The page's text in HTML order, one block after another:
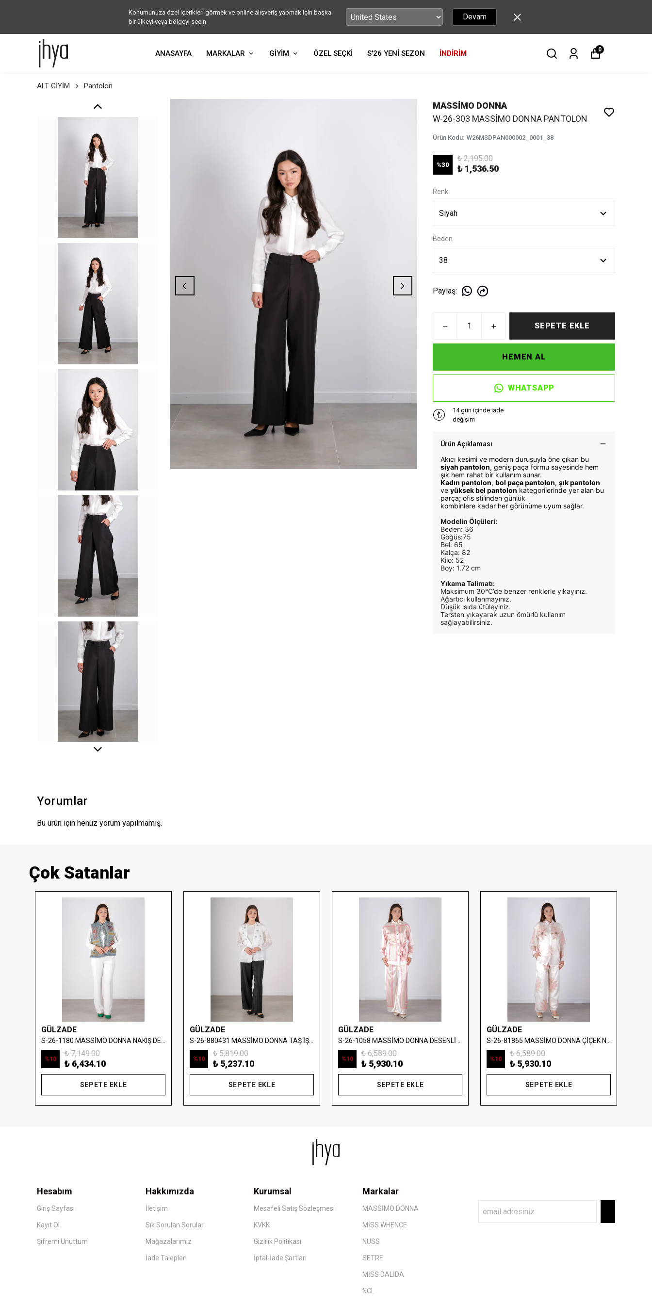
Konumunuza özel içerikleri görmek ve online alışveriş yapmak için başka
bir ülkeyi veya bölgeyi seçin.
Devam
ANASAYFA MARKALAR GİYİM ÖZEL SEÇKİ S'26 YENİ SEZON İNDİRİM 0
ALT GİYİM Pantolon
MASSİMO DONNA
W-26-303 MASSİMO DONNA PANTOLON
Ürün Kodu: W26MSDPAN000002_0001_38
%30
₺ 2,195.00
₺ 1,536.50
Renk
Beden
Paylaş:
SEPETE EKLE
HEMEN AL
WHATSAPP
14 gün içinde iade
değişim
Ürün Açıklaması
Akıcı kesimi ve modern duruşuyla öne çıkan bu
siyah pantolon, geniş paça formu sayesinde hem
şık hem rahat bir kullanım sunar.
Kadın pantolon, bol paça pantolon, şık pantolon
ve yüksek bel pantolon kategorilerinde yer alan bu
parça; ofis stilinden günlük
kombinlere kadar her görünüme uyum sağlar.
Modelin Ölçüleri:
Beden: 36
Göğüs:75
Bel: 65
Kalça: 82
Kilo: 52
Boy: 1.72 cm
Yıkama Talimatı:
Maksimum 30°C’de benzer renklerle yıkayınız.
Ağartıcı kullanmayınız.
Düşük ısıda ütüleyiniz.
Tersten yıkayarak uzun ömürlü kullanım
sağlayabilirsiniz.
Yorumlar
Bu ürün için henüz yorum yapılmamış.
Çok Satanlar
GÜLZADE
%10
₺ 7,149.00
₺ 6,434.10
SEPETE EKLE
GÜLZADE
%10
₺ 5,819.00
₺ 5,237.10
SEPETE EKLE
GÜLZADE
%10
₺ 6,589.00
₺ 5,930.10
SEPETE EKLE
GÜLZADE
%10
₺ 6,589.00
₺ 5,930.10
SEPETE EKLE
Hesabım
Giriş Sayfası
Kayıt Ol
Şifremi Unuttum
Hakkımızda
İletişim
Sık Sorulan Sorular
Mağazalarımız
İade Talepleri
Kurumsal
Mesafeli Satış Sözleşmesi
KVKK
Gizlilik Politikası
İptal-İade Şartları
Markalar
MASSİMO DONNA
MİSS WHENCE
NUSS
SETRE
MİSS DALİDA
NCL